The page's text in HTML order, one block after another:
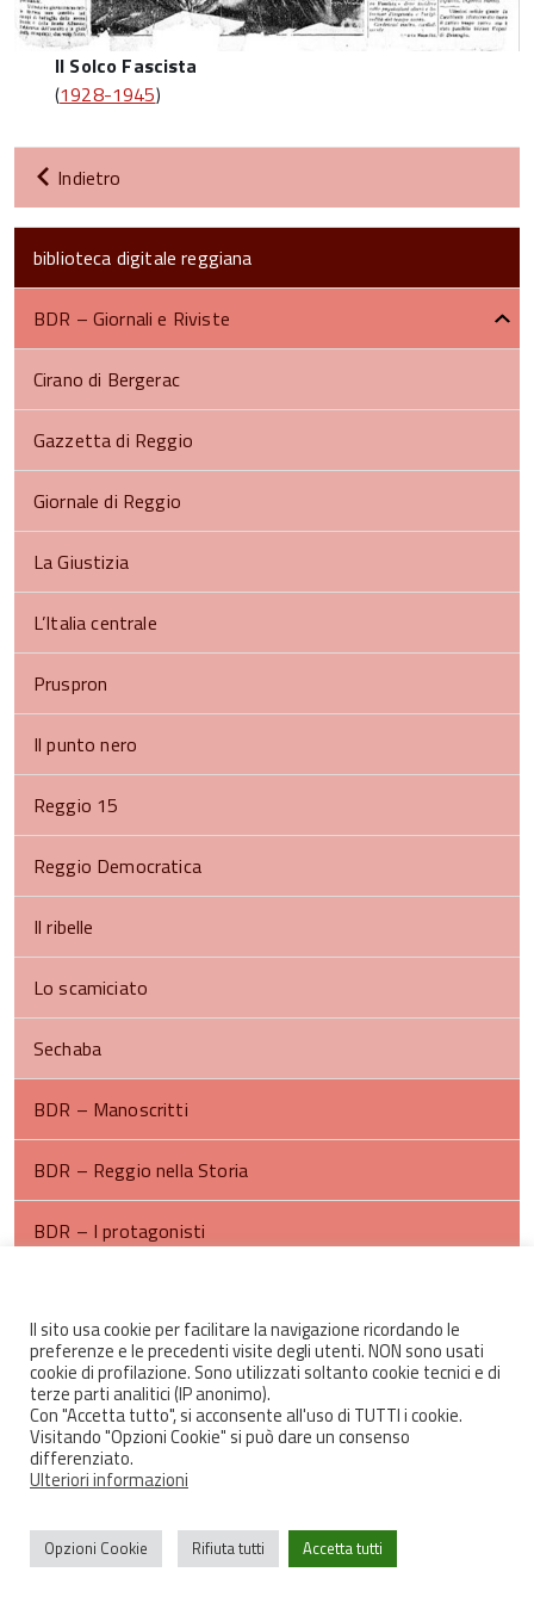
Il Solco Fascista
(1928-1945)
Indietro
biblioteca digitale reggiana
BDR – Giornali e Riviste
Cirano di Bergerac
Gazzetta di Reggio
Giornale di Reggio
La Giustizia
L’Italia centrale
Pruspron
Il punto nero
Reggio 15
Reggio Democratica
Il ribelle
Lo scamiciato
Sechaba
BDR – Manoscritti
BDR – Reggio nella Storia
BDR – I protagonisti
Documenti consultabili su GoogleBooks
torna
all'inizio
del
contenuto
Il sito usa cookie per facilitare la navigazione ricordando le
preferenze e le precedenti visite degli utenti. NON sono usati
cookie di profilazione. Sono utilizzati soltanto cookie tecnici e di
terze parti analitici (IP anonimo).
Con "Accetta tutto", si acconsente all'uso di TUTTI i cookie.
Visitando "Opzioni Cookie" si può dare un consenso
differenziato.
Ulteriori informazioni
Opzioni Cookie Rifiuta tutti Accetta tutti